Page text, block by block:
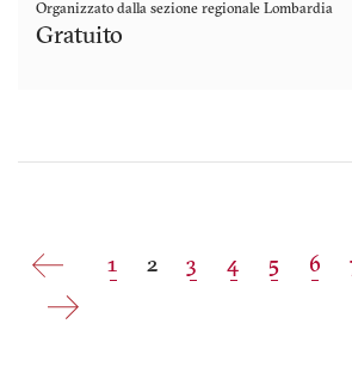
Organizzato dalla sezione regionale Lombardia
Gratuito
Page
1
Current
2 Page
3 Page
4 Page
5 6